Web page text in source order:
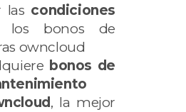
las condiciones
los bonos de
owncloud
bonos de
, la mejor